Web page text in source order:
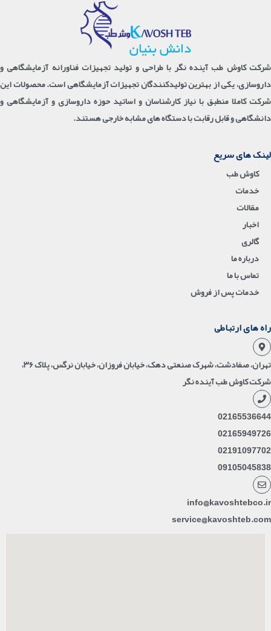
شرکت کاوش طب آینده نگر با طراحی و تولید تجهیزات فناورانه آزمایشگاهی و
داروسازی، یکی از بهترین تولیدکنندگان تجهیزات آزمایشگاهی است. محصولات این
شرکت کاملا منطبق با نیاز کارشناسان و اساتید حوزه داروسازی و آزمایشگاهی و
دانشگاهی و قابل رقابت با دستگاه های مشابه خارجی هستند.
لینک های سریع
کاوش طب
خدمات
مقالات
اخبار
گالری
درباره ما
تماس با ما
خدمات پس از فروش
راه های ارتباطی
تهران، صفادشت، شهرک صنعتی دهک، خیابان فروزان، خیابان نرگس، پلاک ۳۶،
شرکت کاوش طب آینده نگر
02165536644
02165949726
02191097702
09105045838
info@kavoshtebco.ir
service@kavoshteb.com